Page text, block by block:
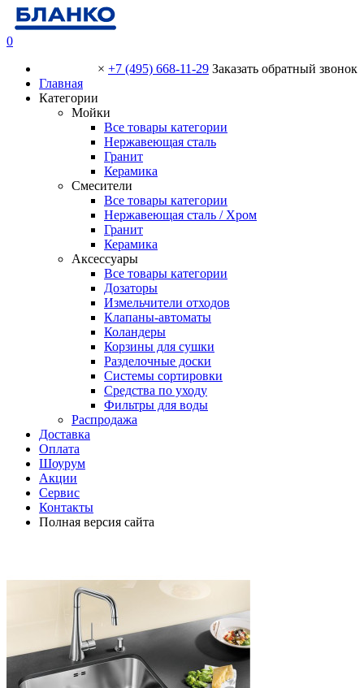
0
× +7 (495) 668-11-29 Заказать обратный звонок
Главная
Категории
Мойки
Все товары категории
Нержавеющая сталь
Гранит
Керамика
Смесители
Все товары категории
Нержавеющая сталь / Хром
Гранит
Керамика
Аксессуары
Все товары категории
Дозаторы
Измельчители отходов
Клапаны-автоматы
Коландеры
Корзины для сушки
Разделочные доски
Системы сортировки
Средства по уходу
Фильтры для воды
Распродажа
Доставка
Оплата
Шоурум
Акции
Сервис
Контакты
Полная версия сайта